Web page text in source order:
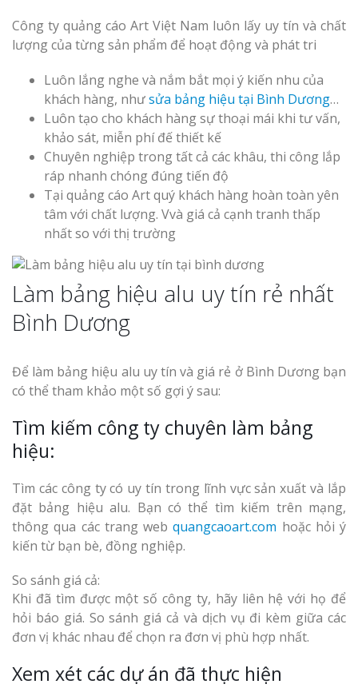
Công ty quảng cáo Art Việt Nam luôn lấy uy tín và chất
lượng của từng sản phẩm để hoạt động và phát tri
Luôn lắng nghe và nắm bắt mọi ý kiến nhu của
khách hàng, nhưsửa bảng hiệu tại Bình Dương…
Luôn tạo cho khách hàng sự thoại mái khi tư vấn,
khảo sát, miễn phí đế thiết kế
Chuyên nghiệp trong tất cả các khâu, thi công lắp
ráp nhanh chóng đúng tiến độ
Tại quảng cáo Art quý khách hàng hoàn toàn yên
tâm với chất lượng. Vvà giá cả cạnh tranh thấp
nhất so với thị trường
Làm bảng hiệu alu uy tín rẻ nhất
Bình Dương
Để làm bảng hiệu alu uy tín và giá rẻ ở Bình Dương bạn
có thể tham khảo một số gợi ý sau:
Tìm kiếm công ty chuyên làm bảng
hiệu:
Tìm các công ty có uy tín trong lĩnh vực sản xuất và lắp
đặt bảng hiệu alu. Bạn có thể tìm kiếm trên mạng,
thông qua các trang webquangcaoart.com hoặc hỏi ý
kiến từ bạn bè, đồng nghiệp.
So sánh giá cả:
Khi đã tìm được một số công ty, hãy liên hệ với họ để
hỏi báo giá. So sánh giá cả và dịch vụ đi kèm giữa các
đơn vị khác nhau để chọn ra đơn vị phù hợp nhất.
Xem xét các dự án đã thực hiện